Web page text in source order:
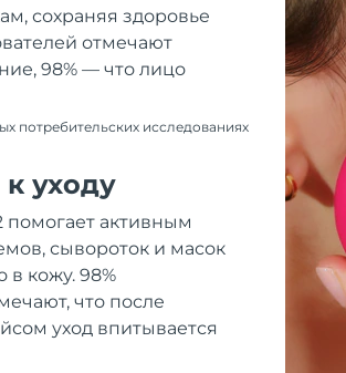
сохраняя здоровье
отмечают
98% — что лицо
потребительских исследованиях
к уходу
помогает активным
сывороток и масок
в кожу. 98%
что после
уход впитывается